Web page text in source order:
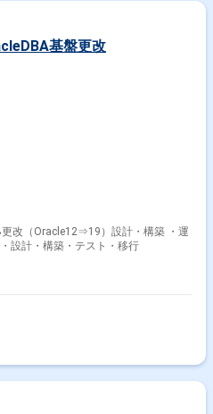
基盤更改
改（Oracle12⇒19）設計・構築 ・運
設計・構築・テスト・移行